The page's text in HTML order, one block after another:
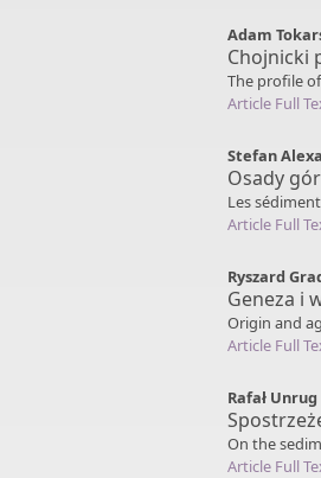
Adam
Chojnicki
The profile
Article Full
Stefan
Osady
Les
Article Full
Ryszard
Geneza i
Origin and
Article Full
Rafał Unrug
On the
Article Full